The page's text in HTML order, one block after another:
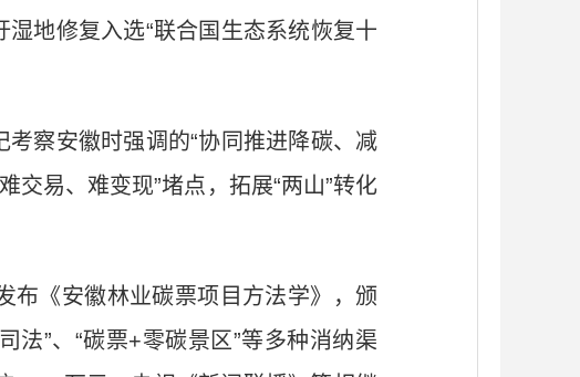
地修复入选“联合国生态系统恢复十
察安徽时强调的“协同推进降碳、减
交易、难变现”堵点，拓展“两山”转化
布《安徽林业碳票项目方法学》，颁
法”、“碳票+零碳景区”等多种消纳渠